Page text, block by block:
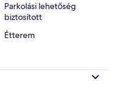
Parkolási lehetőség
biztosított
Étterem